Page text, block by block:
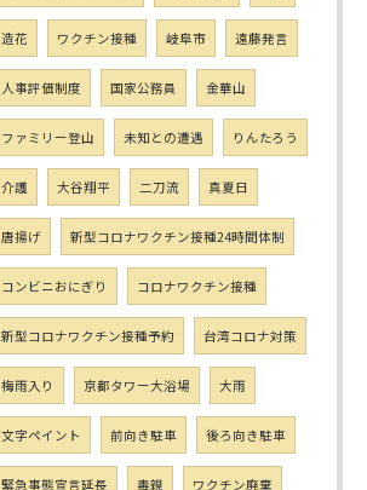
造花 ワクチン接種 岐阜市 遠藤発言
人事評価制度 国家公務員 金華山
ファミリー登山 未知との遭遇 りんたろう
介護 大谷翔平 二刀流 真夏日
唐揚げ 新型コロナワクチン接種24時間体制
コンビニおにぎり コロナワクチン接種
新型コロナワクチン接種予約 台湾コロナ対策
梅雨入り 京都タワー大浴場 大雨
文字ペイント 前向き駐車 後ろ向き駐車
緊急事態宣言延長 毒親 ワクチン廃棄